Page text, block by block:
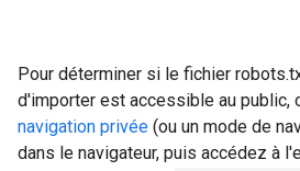
Pour déterminer si le fichier
d'importer est accessible au public,
navigation privée (ou un mode de
dans le navigateur, puis accédez à